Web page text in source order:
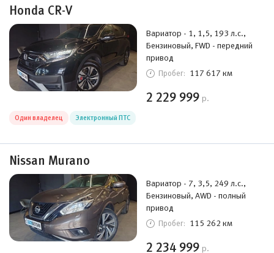
Honda CR-V
Вариатор - 1, 1,5, 193 л.с.,
Бензиновый, FWD - передний
привод
Пробег: 117 617 км
2 229 999 р.
Один владелец Электронный ПТС
Nissan Murano
Вариатор - 7, 3,5, 249 л.с.,
Бензиновый, AWD - полный
привод
Пробег: 115 262 км
2 234 999 р.